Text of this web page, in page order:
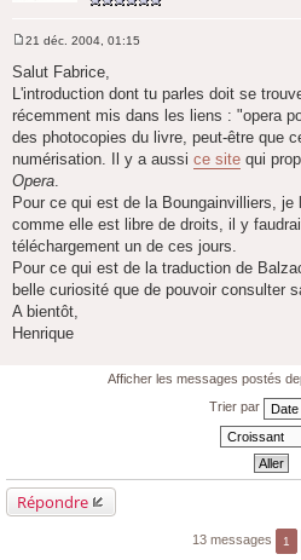
e
s
s
g
e
21 déc. 2004, 01:15
Salut Fabrice,
L'introduction dont tu parles doit se
récemment mis dans les liens : "opera
des photocopies du livre, peut-être que
numérisation. Il y a aussi ce site qui
Opera
Pour ce qui est de la Boungainvilliers, je
comme elle est libre de droits, il y
téléchargement un de ces jours.
Pour ce qui est de la traduction de
belle curiosité que de pouvoir consulter
A bientôt,
Henrique
Afficher les messages postés
Trier par
Répondre
13 messages 1